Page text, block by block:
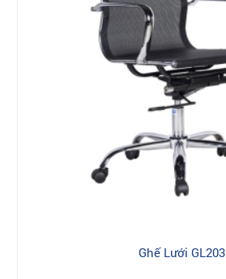
Ghế Lưới GL203